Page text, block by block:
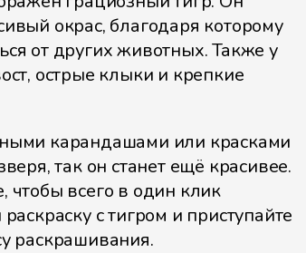
окрас, благодаря которому
от других животных. Также у
острые клыки и крепкие
карандашами или красками
так он станет ещё красивее.
всего в один клик
с тигром и приступайте
раскрашивания.